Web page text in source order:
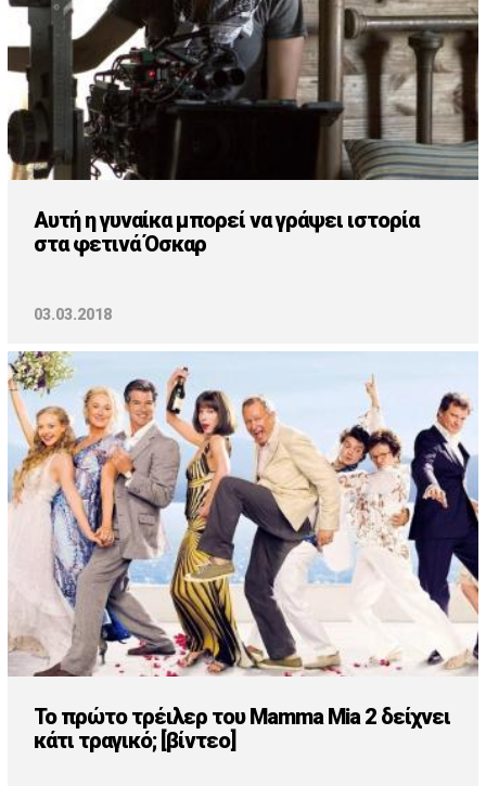
Αυτή η γυναίκα μπορεί να γράψει ιστορία
στα φετινά Όσκαρ
03.03.2018
To πρώτο τρέιλερ του Mamma Mia 2 δείχνει
κάτι τραγικό; [βίντεο]